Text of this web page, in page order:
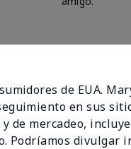
de EUA.
en sus
de mercadeo,
Podríamos divulgar